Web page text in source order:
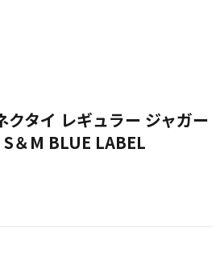
クタイ レギュラー ジャガー
＆M BLUE LABEL